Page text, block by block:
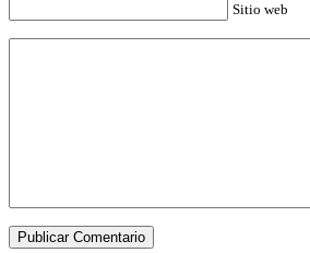
Sitio web